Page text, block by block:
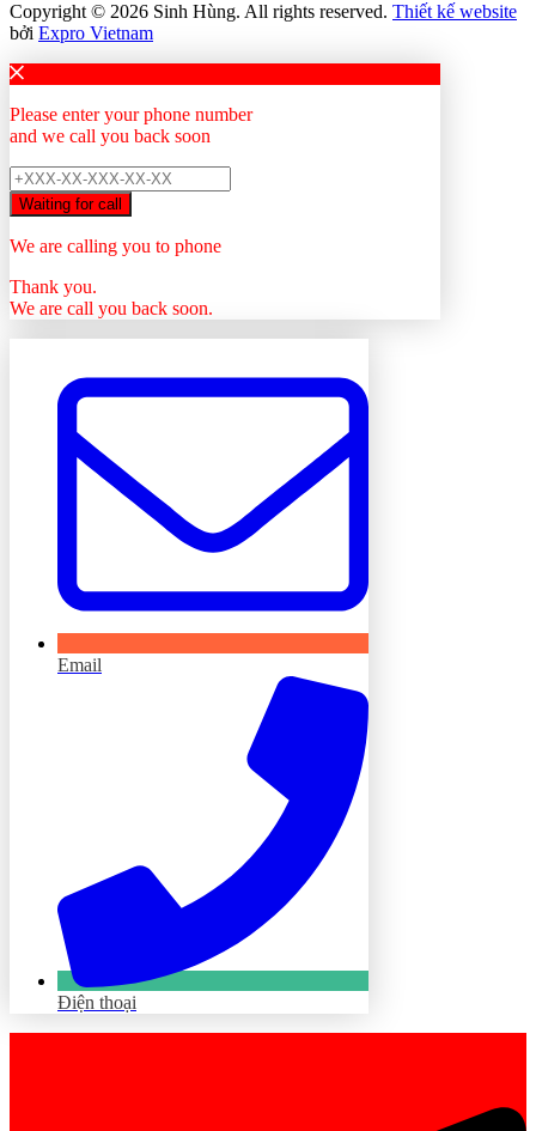
Copyright © 2026 Sinh Hùng. All rights reserved. Thiết kế website
bởi Expro Vietnam
Please enter your phone number
and we call you back soon
Waiting for call
We are calling you to phone
Thank you.
We are call you back soon.
Email
Điện thoại